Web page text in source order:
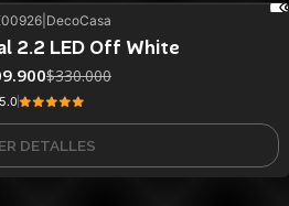
| DecoCasa
2.2 LED Off White
$330.000
5.0
DETALLES